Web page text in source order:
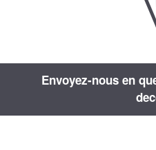
Envoyez-nous en